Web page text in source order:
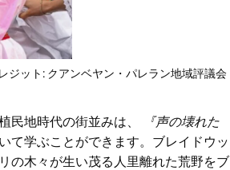
ジット: クアンベヤン・パレラン地域評議会
民地時代の街並みは、
『声の壊れた
て学ぶことができます。 ブレイドウッ
の木々が生い茂る人里離れた荒野をブ